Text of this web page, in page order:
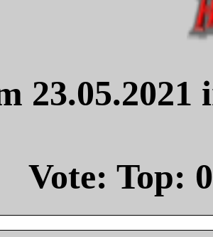
Vote: Top: 0